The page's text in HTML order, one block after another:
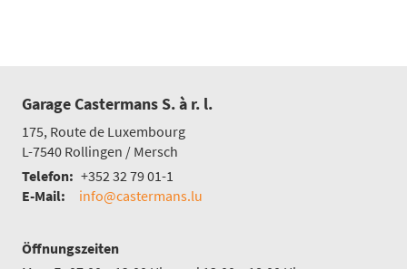
Garage Castermans S. à r. l.
175, Route de Luxembourg
L-7540 Rollingen / Mersch
Telefon: +352 32 79 01-1
E-Mail:
info@castermans.lu
Öffnungszeiten